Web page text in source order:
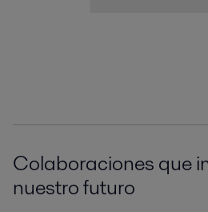
Colaboraciones que
nuestro futuro